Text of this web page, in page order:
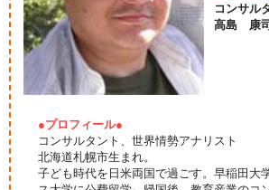
コンサル
高島 康
●プロフィール●
コンサルタント、世界情勢アナリスト
北海道札幌市生まれ。
子ども時代を日米両国で過ごす。早稲田大